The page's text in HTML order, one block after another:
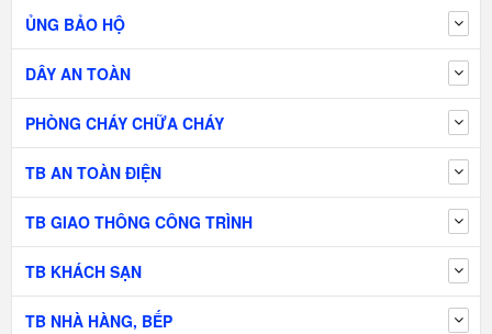
ỦNG BẢO HỘ
DÂY AN TOÀN
PHÒNG CHÁY CHỮA CHÁY
TB AN TOÀN ĐIỆN
TB GIAO THÔNG CÔNG TRÌNH
TB KHÁCH SẠN
TB NHÀ HÀNG, BẾP